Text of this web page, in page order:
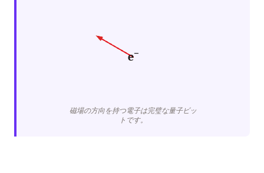
e−
磁場の方向を持つ電子は完璧な量子ビッ
トです。